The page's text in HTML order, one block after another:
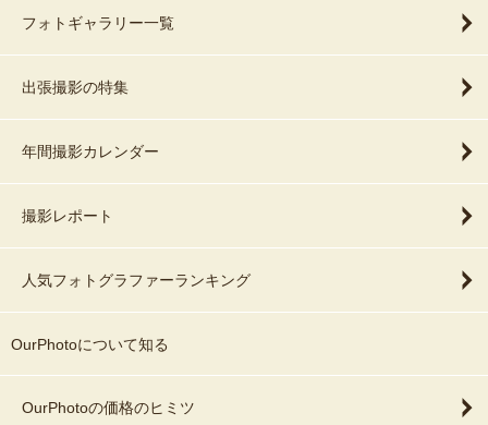
フォトギャラリー一覧
出張撮影の特集
年間撮影カレンダー
撮影レポート
人気フォトグラファーランキング
OurPhotoについて知る
OurPhotoの価格のヒミツ